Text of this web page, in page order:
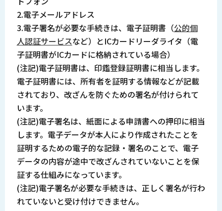
2.電子メールアドレス
3.電子署名が必要な手続きは、電子証明書（公的個
人認証サービスなど）とICカードリーダライタ（電
子証明書がICカードに格納されている場合）
(注記)電子証明書は、印鑑登録証明書に相当します。
電子証明書には、所有者を証明する情報などが記載
されており、改ざんを防ぐための署名が付けられて
います。
(注記)電子署名は、紙面による申請書への押印に相当
します。電子データが本人により作成されたことを
証明するための電子的な記録・署名のことで、電子
データの内容が途中で改ざんされていないことを保
証する仕組みになっています。
(注記)電子署名が必要な手続きは、正しく署名が行わ
れていないと受け付けできません。